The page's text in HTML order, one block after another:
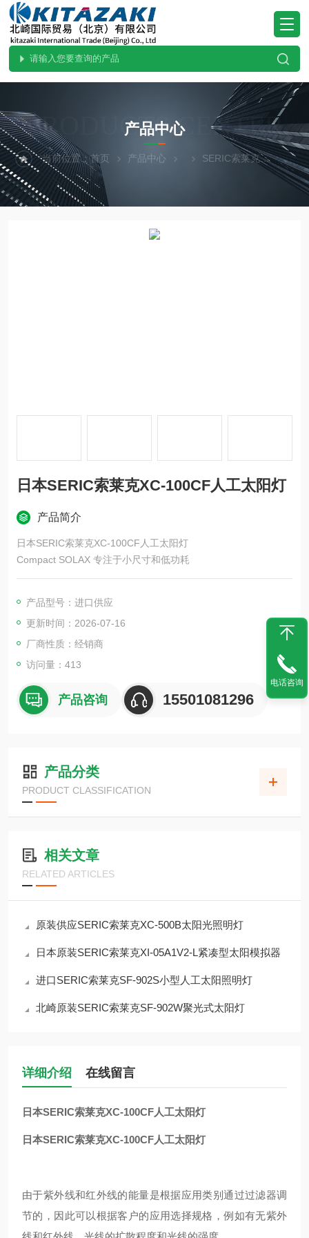
PRODUCTS CENTER
产品中心
当前位置：首页 产品中心 SERIC索莱克 进口
日本SERIC索莱克XC-100CF人工太阳灯
产品简介
日本SERIC索莱克XC-100CF人工太阳灯
Compact SOLAX 专注于小尺寸和低功耗
产品型号：进口供应
更新时间：2026-07-16
厂商性质：经销商
访问量：413
产品咨询 15501081296
产品分类
PRODUCT CLASSIFICATION
相关文章
RELATED ARTICLES
原装供应SERIC索莱克XC-500B太阳光照明灯
日本原装SERIC索莱克XI-05A1V2-L紧凑型太阳模拟器
进口SERIC索莱克SF-902S小型人工太阳照明灯
北崎原装SERIC索莱克SF-902W聚光式太阳灯
详细介绍 在线留言
日本SERIC索莱克XC-100CF人工太阳灯
日本SERIC索莱克XC-100CF人工太阳灯
由于紫外线和红外线的能量是根据应用类别通过过滤器调
节的，因此可以根据客户的应用选择规格，例如有无紫外
电话咨询